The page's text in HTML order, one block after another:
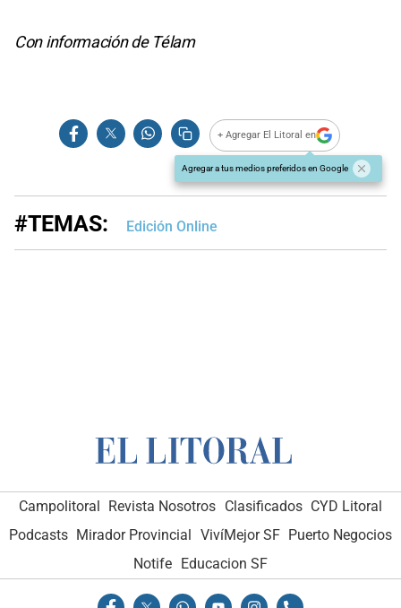
Con información de Télam
+ Agregar El Litoral en
Agregar a tus medios preferidos en Google
#TEMAS: Edición Online
Campolitoral Revista Nosotros Clasificados CYD Litoral
Podcasts Mirador Provincial VivíMejor SF Puerto Negocios
Notife Educacion SF